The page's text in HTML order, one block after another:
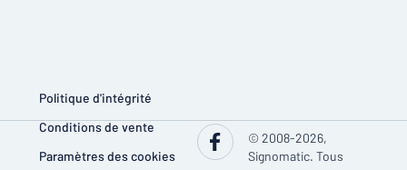
Politique d'intégrité
Conditions de vente
Paramètres des cookies
© 2008-2026,
Signomatic. Tous